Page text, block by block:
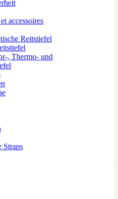
accessoires
Reitstiefel
, Thermo- und
Straps